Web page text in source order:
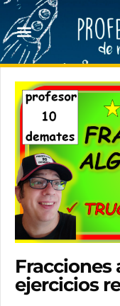
Fracciones
ejercicios